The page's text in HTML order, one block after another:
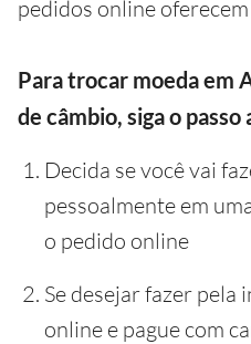
pedidos online
Para trocar moeda em
de câmbio, siga o passo
Decida se você vai
pessoalmente em
o pedido online
Se desejar fazer pela
online e pague com